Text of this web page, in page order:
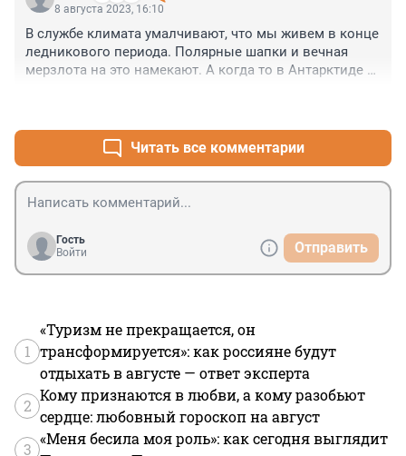
8 августа 2023, 16:10
В службе климата умалчивают, что мы живем в конце
ледникового периода. Полярные шапки и вечная
мерзлота на это намекают. А когда то в Антарктиде
Читать все комментарии
Гость
Войти
Отправить
1
«Туризм не прекращается, он
трансформируется»: как россияне будут
отдыхать в августе — ответ эксперта
2
Кому признаются в любви, а кому разобьют
сердце: любовный гороскоп на август
3
«Меня бесила моя роль»: как сегодня выглядит